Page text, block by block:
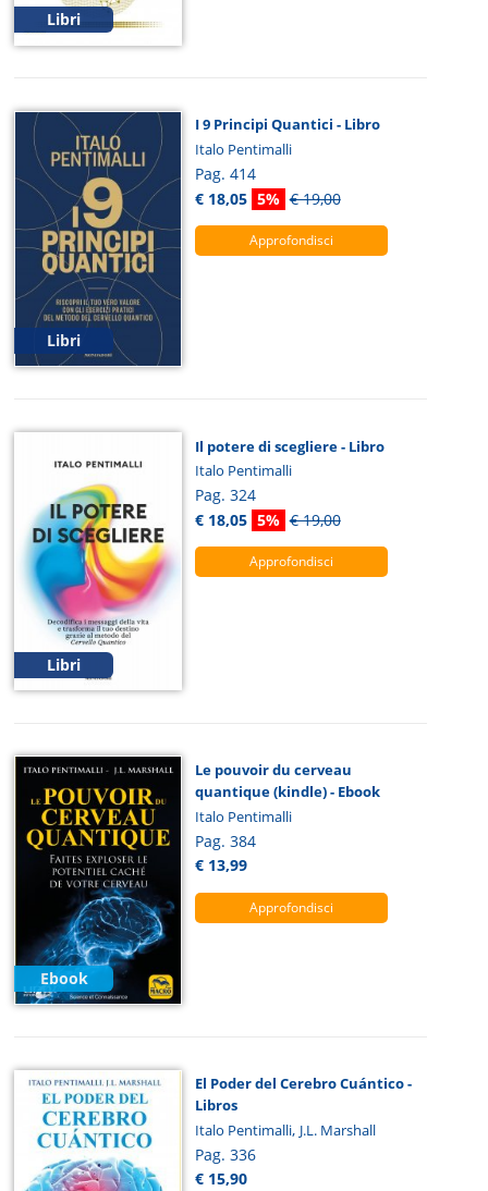
Libri
Libri
I 9 Principi Quantici - Libro
Italo Pentimalli
Pag. 414
€ 18,05 5% € 19,00
Approfondisci
Libri
Il potere di scegliere - Libro
Italo Pentimalli
Pag. 324
€ 18,05 5% € 19,00
Approfondisci
Ebook
Le pouvoir du cerveau
quantique (kindle) - Ebook
Italo Pentimalli
Pag. 384
€ 13,99
Approfondisci
El Poder del Cerebro Cuántico -
Libros
Italo Pentimalli, J.L. Marshall
Pag. 336
€ 15,90